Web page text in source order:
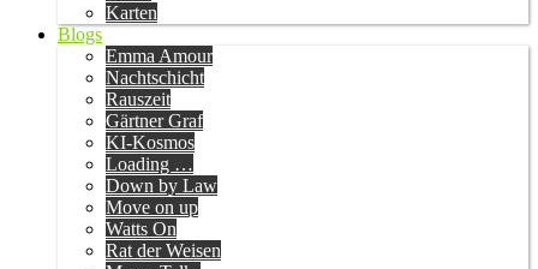
Karten
Blogs
Emma Amour
Nachtschicht
Rauszeit
Gärtner Graf
KI-Kosmos
Loading …
Down by Law
Move on up
Watts On
Rat der Weisen